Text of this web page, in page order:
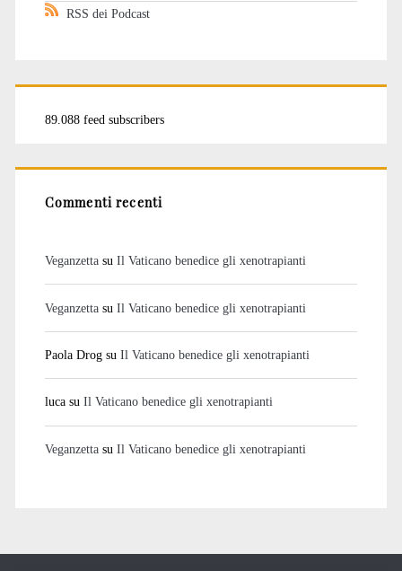
RSS dei Podcast
89.088 feed subscribers
Commenti recenti
Veganzettasu Il Vaticano benedice gli xenotrapianti
Veganzettasu Il Vaticano benedice gli xenotrapianti
Paola Drogsu Il Vaticano benedice gli xenotrapianti
lucasu Il Vaticano benedice gli xenotrapianti
Veganzettasu Il Vaticano benedice gli xenotrapianti